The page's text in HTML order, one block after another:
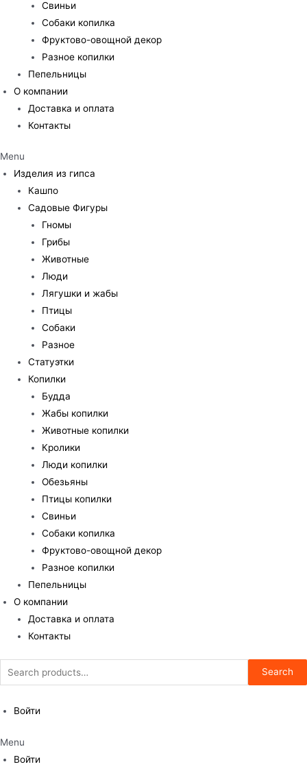
Свиньи
Собаки копилка
Фруктово-овощной декор
Разное копилки
Пепельницы
О компании
Доставка и оплата
Контакты
Menu
Изделия из гипса
Кашпо
Садовые Фигуры
Гномы
Грибы
Животные
Люди
Лягушки и жабы
Птицы
Собаки
Разное
Статуэтки
Копилки
Будда
Жабы копилки
Животные копилки
Кролики
Люди копилки
Обезьяны
Птицы копилки
Свиньи
Собаки копилка
Фруктово-овощной декор
Разное копилки
Пепельницы
О компании
Доставка и оплата
Контакты
Search
for:
Search
Войти
Menu
Войти